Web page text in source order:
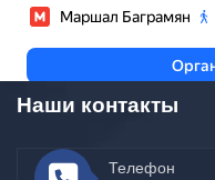
Наши контакты
Телефон